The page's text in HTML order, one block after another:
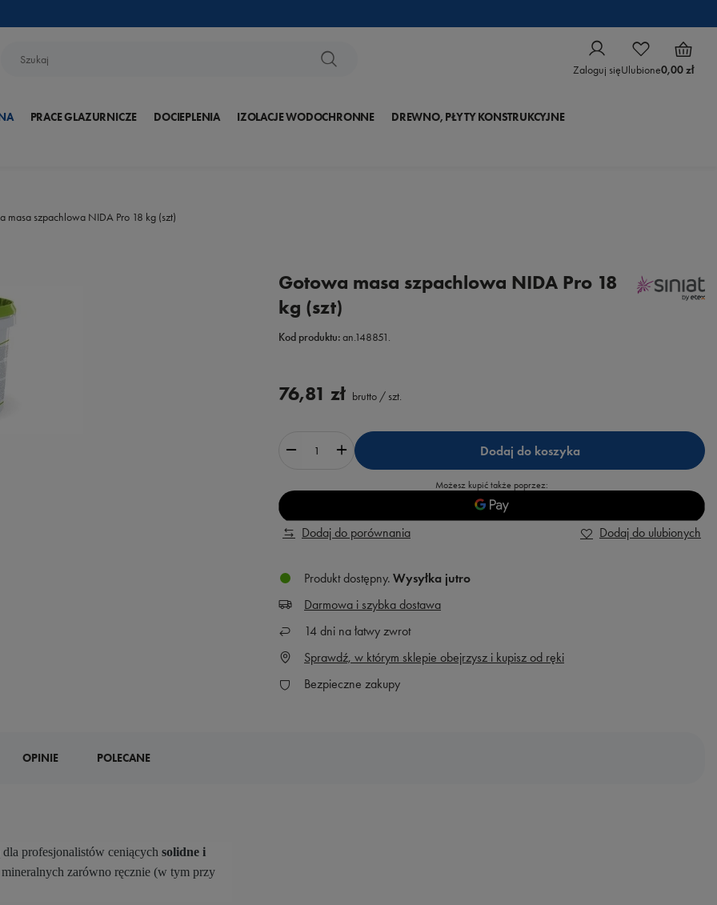
Zaloguj sięUlubione0,00 zł
PRACE GLAZURNICZE DOCIEPLENIA IZOLACJE WODOCHRONNE DREWNO, PŁYTY KONSTRUKCYJNE
masa szpachlowa NIDA Pro 18 kg (szt)
Gotowa masa szpachlowa NIDA Pro 18
kg (szt)
Kod produktu:an.148851.
76,81 zł brutto / szt.
Dodaj do koszyka
Możesz kupić także poprzez:
Dodaj do porównania Dodaj do ulubionych
Produkt dostępny Wysyłka jutro
Darmowa i szybka dostawa
14 dni na łatwy zwrot
Sprawdź, w którym sklepie obejrzysz i kupisz od ręki
Bezpieczne zakupy
OPINIE POLECANE
profesjonalistów ceniących solidne i
mineralnych zarówno ręcznie (w tym przy